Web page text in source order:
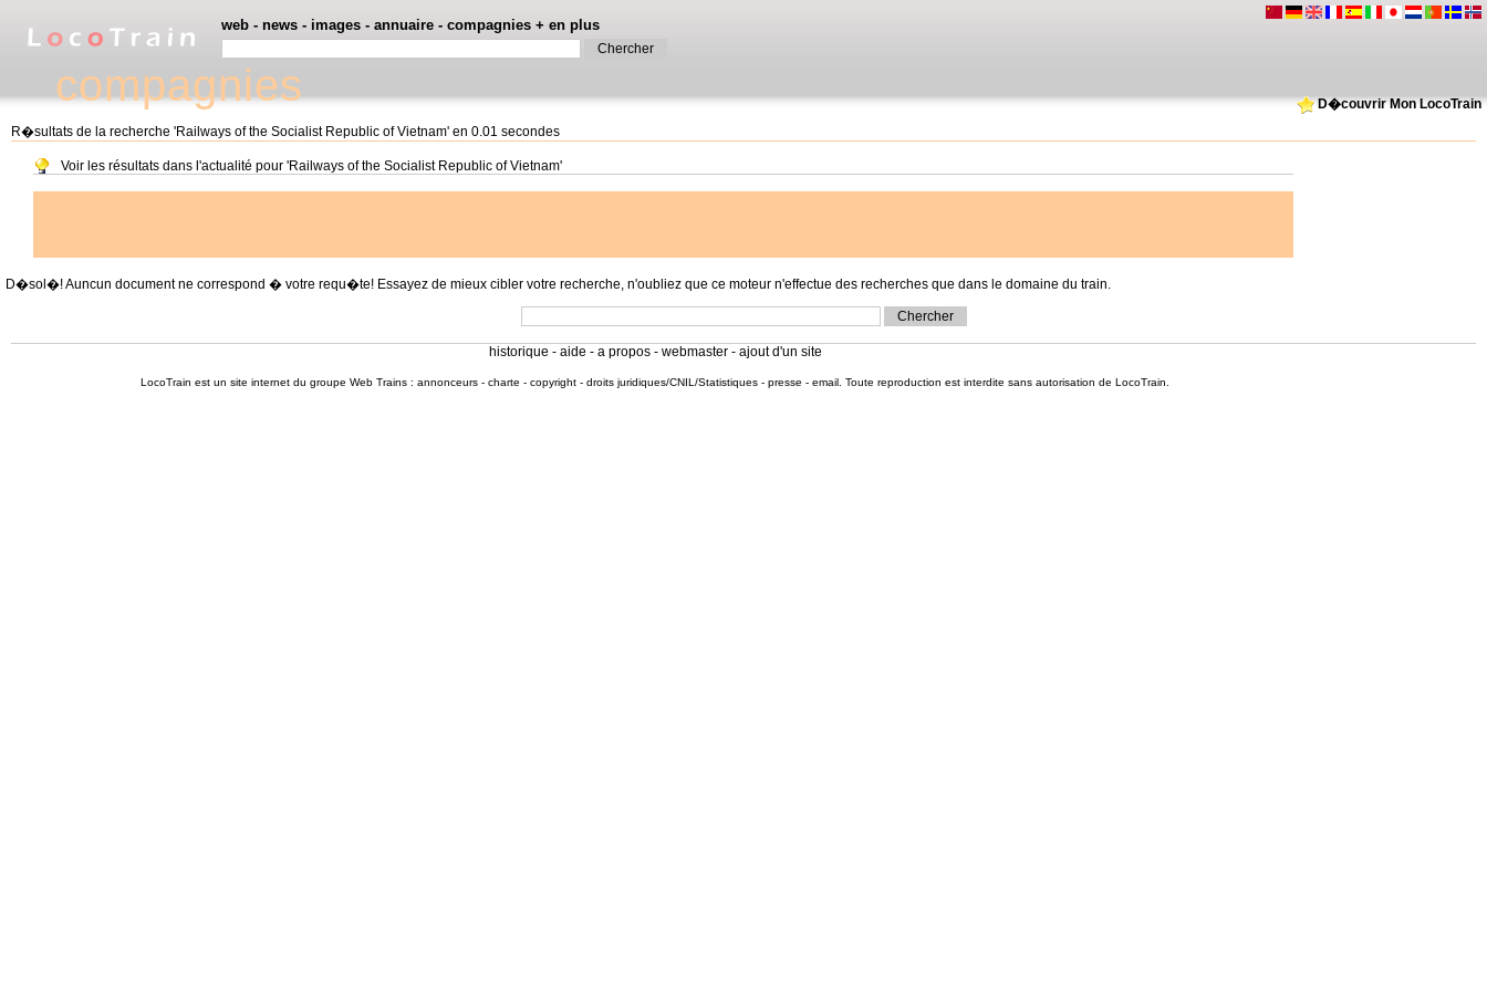
compagnies
web - news - images - annuaire - compagnies + en plus
R�sultats de la recherche 'Railways of the Socialist Republic of Vietnam' en 0.01 secondes
Voir les résultats dans l'actualité pour 'Railways of the Socialist Republic of Vietnam'
D�sol�! Auncun document ne correspond � votre requ�te! Essayez de mieux cibler votre recherche, n'oubliez que ce moteur n'effectue des recherches que dans le domaine du train.
historique - aide - a propos- webmaster- ajout d'un site
LocoTrain est un site internet du groupe Web Trains : annonceurs - charte - copyright - droits juridiques/CNIL/Statistiques - presse - email . Toute reproduction est interdite sans autorisation de LocoTrain.
D�couvrir Mon LocoTrain